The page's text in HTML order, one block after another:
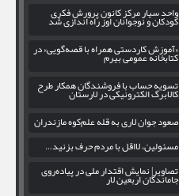
واحد سیار مرکز کانون پرورش فکری
کودکان و نوجوانان اوز راه اندازی شد
«آموزش کاردستی همراه با قصه‌گویی» در
کتابخانه عمومی بیرم
تسویه حساب با فروشندگان همکار طرح
کالابرگ الکترونیکی در لارستان
صعود جوان لاری به قله علم‌کوه مازندران
مسئولین، لااقل با مردم حرف بزنید…
تصاویر| نمایش اقتدار ملی در پیاده‌روی
جاماندگان اربعین لار